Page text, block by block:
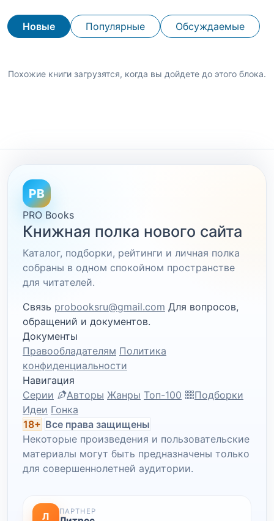
Новые Популярные Обсуждаемые
Похожие книги загрузятся, когда вы дойдете до этого блока.
PB
PRO Books
Книжная полка нового сайта
Каталог, подборки, рейтинги и личная полка
собраны в одном спокойном пространстве
для читателей.
Связь probooksru@gmail.com Для вопросов,
обращений и документов.
Документы
Правообладателям Политика
конфиденциальности
Навигация
Серии
Авторы Жанры Топ-100
Подборки
Идеи Гонка
18+ Все права защищены
Некоторые произведения и пользовательские
материалы могут быть предназначены только
для совершеннолетней аудитории.
Л ПАРТНЕР